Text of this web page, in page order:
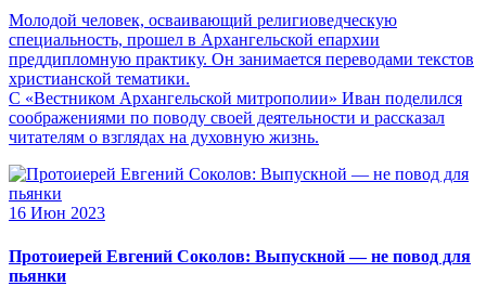
Молодой человек, осваивающий религиоведческую
специальность, прошел в Архангельской епархии
преддипломную практику. Он занимается переводами текстов
христианской тематики.
С «Вестником Архангельской митрополии» Иван поделился
соображениями по поводу своей деятельности и рассказал
читателям о взглядах на духовную жизнь.
16 Июн 2023
Протоиерей Евгений Соколов: Выпускной — не повод для
пьянки